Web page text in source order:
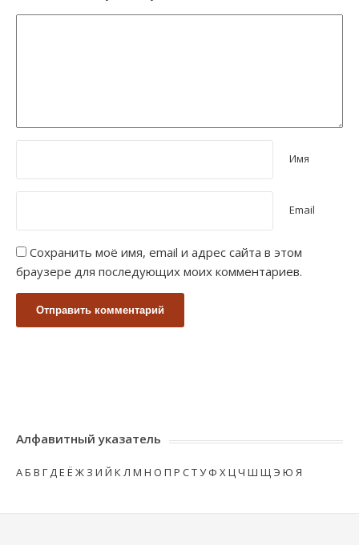
Имя
Email
Сохранить моё имя, email и адрес сайта в этом
браузере для последующих моих комментариев.
Алфавитный указатель
АБ В ГДЕ Ё Ж З И Й КЛ М Н О П Р СТУ Ф ХЦЧ Ш Щ Э Ю Я